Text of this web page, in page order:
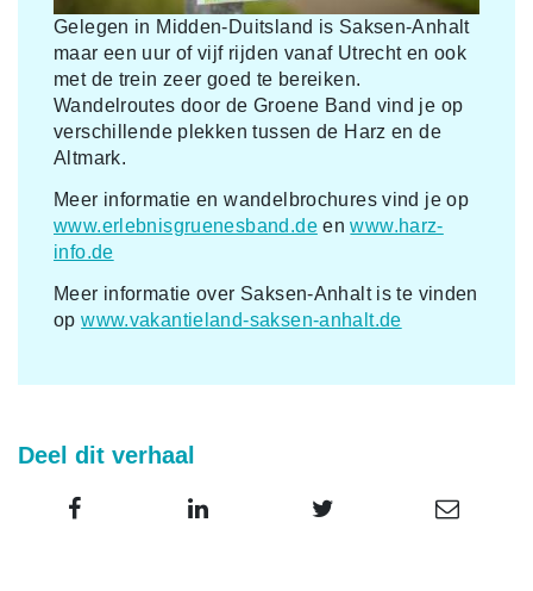
Gelegen in Midden-Duitsland is Saksen-Anhalt
maar een uur of vijf rijden vanaf Utrecht en ook
met de trein zeer goed te bereiken.
Wandelroutes door de Groene Band vind je op
verschillende plekken tussen de Harz en de
Altmark.
Meer informatie en wandelbrochures vind je op
www.erlebnisgruenesband.deenwww.harz-
info.de
Meer informatie over Saksen-Anhalt is te vinden
opwww.vakantieland-saksen-anhalt.de
Deel dit verhaal